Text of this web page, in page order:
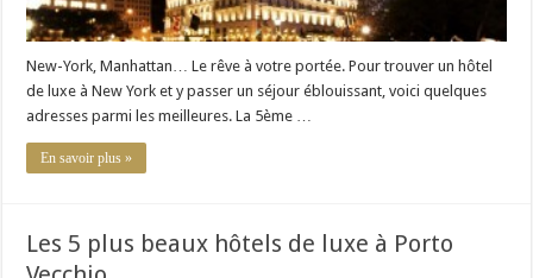
New-York, Manhattan… Le rêve à votre portée. Pour trouver un hôtel
de luxe à New York et y passer un séjour éblouissant, voici quelques
adresses parmi les meilleures. La 5ème …
En savoir plus »
Les 5 plus beaux hôtels de luxe à Porto